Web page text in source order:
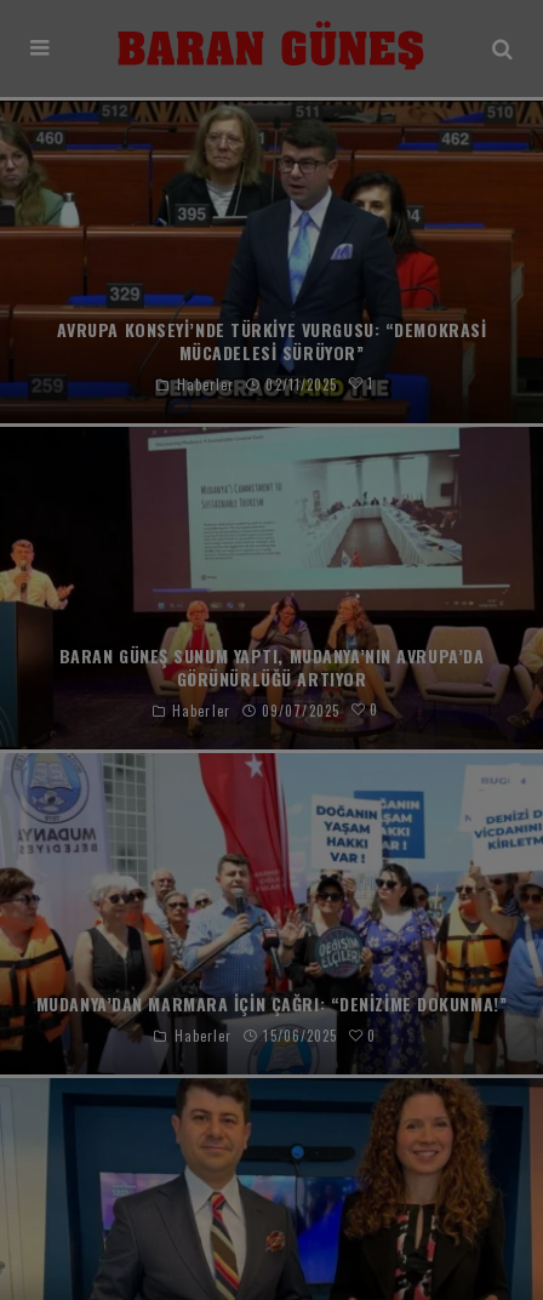
AVRUPA KONSEYI’NDE TÜRKIYE VURGUSU: “DEMOKRASI
MÜCADELESI SÜRÜYOR”
Haberler 02/11/2025 1
BARAN GÜNEŞ SUNUM YAPTI, MUDANYA’NIN AVRUPA’DA
GÖRÜNÜRLÜĞÜ ARTIYOR
Haberler 09/07/2025 0
MUDANYA’DAN MARMARA IÇIN ÇAĞRI: “DENIZIME DOKUNMA!”
Haberler 15/06/2025 0